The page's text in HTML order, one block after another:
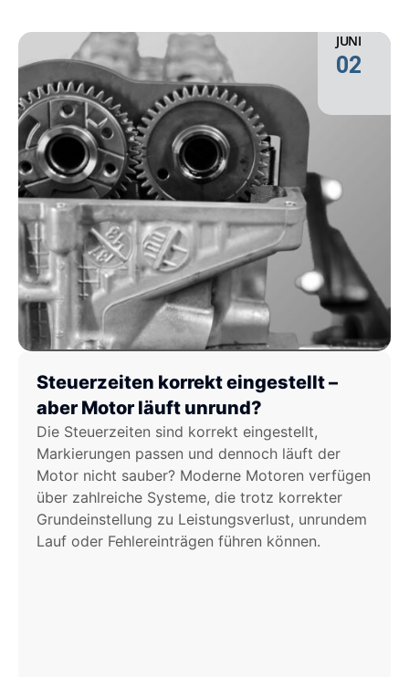
JUNI
02
Steuerzeiten korrekt eingestellt –
aber Motor läuft unrund?
Die Steuerzeiten sind korrekt eingestellt,
Markierungen passen und dennoch läuft der
Motor nicht sauber? Moderne Motoren verfügen
über zahlreiche Systeme, die trotz korrekter
Grundeinstellung zu Leistungsverlust, unrundem
Lauf oder Fehlereinträgen führen können.